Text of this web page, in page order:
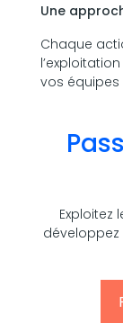
Une
Chaque
vos équipes
Exploitez